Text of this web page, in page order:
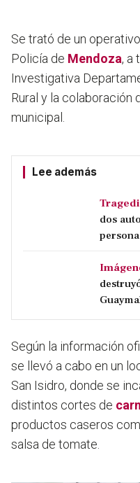
Se trató de un
Policía de Mendoza, a
Investigativa
Rural y la colaboración
municipal.
Lee además
dos
persona
Según la información
se llevó a cabo en un
San Isidro, donde se
distintos cortes de
productos caseros
salsa de tomate.